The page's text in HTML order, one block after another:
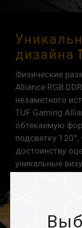
или
дизайна
Физические
Alliance RGB
незаметного
TUF Gaming
обтекаемую
подсветку
достоинству
уникальные